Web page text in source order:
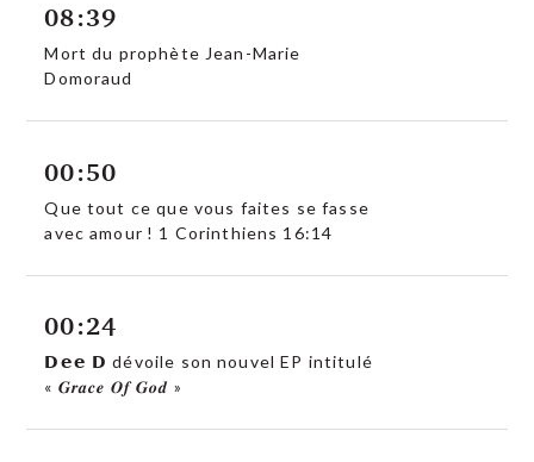
08:39
Mort du prophète Jean-Marie
Domoraud
00:50
Que tout ce que vous faites se fasse
avec amour ! 1 Corinthiens 16:14
00:24
𝗗𝗲𝗲 𝗗 dévoile son nouvel EP intitulé
« 𝑮𝒓𝒂𝒄𝒆 𝑶𝒇 𝑮𝒐𝒅 »